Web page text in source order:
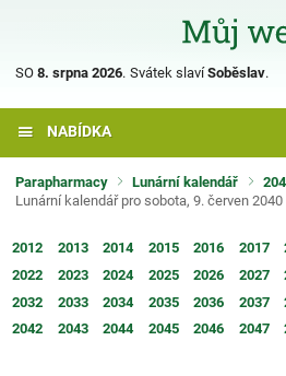
SO 8. srpna 2026. Svátek slavíSoběslav.
NABÍDKA
Parapharmacy Lunární kalendář
Lunární kalendář pro sobota, 9. červen 2040
2012 2013 2014 2015 2016 2017
2022
2023 2024 2025 2026 2027
2032
2033 2034 2035 2036 2037
2042
2043 2044 2045 2046 2047